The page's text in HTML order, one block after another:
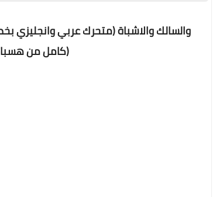
كامل من هسباسات 30 غرب حتي اسياسات 100 شرق ) بكل التعديلات الاخيرة)